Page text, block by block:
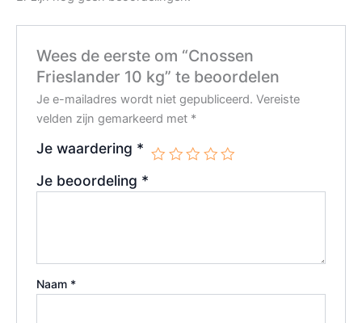
Wees de eerste om “Cnossen
Frieslander 10 kg” te beoordelen
Je e-mailadres wordt niet gepubliceerd. Vereiste
velden zijn gemarkeerd met *
Je waardering *
Je beoordeling *
Naam *